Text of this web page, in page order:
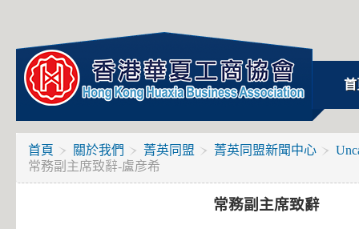
首
首頁 關於我們 菁英同盟 菁英同盟新聞中心
常務副主席致辭-盧彦希
常務副主席致辭